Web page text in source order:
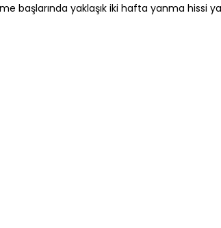
başlarında yaklaşık iki hafta yanma hissi